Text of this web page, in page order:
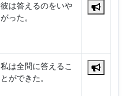
彼は答えるのをいや
がった。
私は全問に答えるこ
とができた。